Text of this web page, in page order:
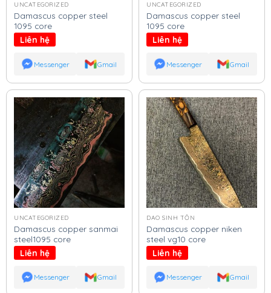
UNCATEGORIZED
Damascus copper steel
1095 core
Liên hệ
Messenger Gmail
UNCATEGORIZED
Damascus copper steel
1095 core
Liên hệ
Messenger Gmail
UNCATEGORIZED
Damascus copper sanmai
steel1095 core
Liên hệ
Messenger Gmail
DAO SINH TỒN
Damascus copper niken
steel vg10 core
Liên hệ
Messenger Gmail